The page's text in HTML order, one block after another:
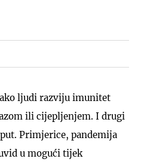
ljudi razviju imunitet
ili cijepljenjem. I drugi
Primjerice, pandemija
u mogući tijek